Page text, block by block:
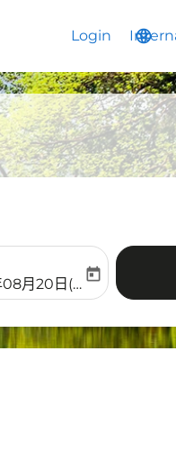
Login language
keyboard_arrow_down
labelreturn-date-aria-
月20日(周四)
today